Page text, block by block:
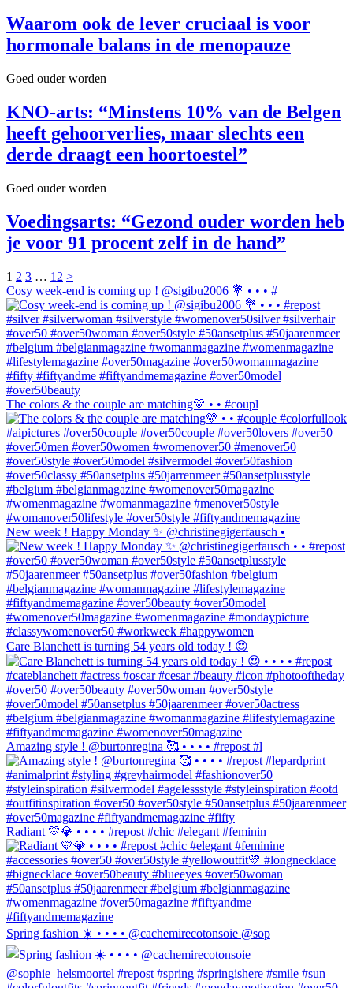
Waarom ook de lever cruciaal is voor
hormonale balans in de menopauze
Goed ouder worden
KNO-arts: “Minstens 10% van de Belgen
heeft gehoorverlies, maar slechts een
derde draagt een hoortoestel”
Goed ouder worden
Voedingsarts: “Gezond ouder worden heb
je voor 91 procent zelf in de hand”
1 2 3 … 12 >
Cosy week-end is coming up ! @sigibu2006 💐 • • • #
The colors & the couple are matching💛 • • #coupl
New week ! Happy Monday ✨ @christinegigerfausch •
Care Blanchett is turning 54 years old today ! 😍
Amazing style ! @burtonregina 🥰 • • • • #repost #l
Radiant 💛💎 • • • • #repost #chic #elegant #feminin
Spring fashion ☀️ • • • • @cachemirecotonsoie @sop